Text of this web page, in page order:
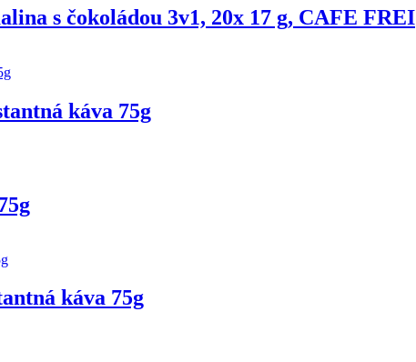
s čokoládou 3v1, 20x 17 g, CAFE FREI
káva 75g
káva 75g